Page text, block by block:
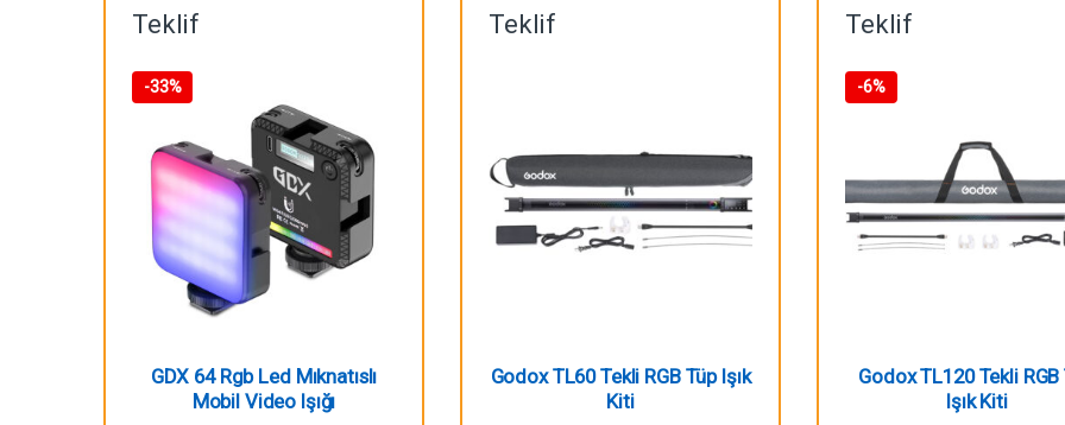
Teklif
-33%
GDX 64 Rgb Led Mıknatıslı
Mobil Video Işığı
Teklif
Godox TL60 Tekli RGB Tüp Işık
Kiti
Teklif
-6%
Godox TL120 Tekli RGB
Işık Kiti